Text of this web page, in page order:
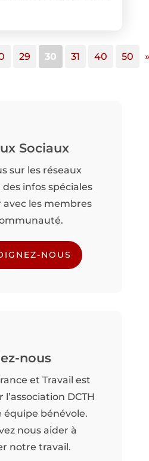
29 30 31 40 50 »
Sociaux
sur les réseaux
infos spéciales
les membres
NOUS
nous
et Travail est
DCTH
équipe bénévole.
nous aider à
notre travail.